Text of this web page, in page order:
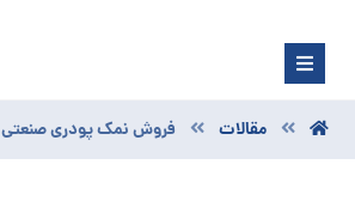
مقالات فروش نمک پودری صنعتی